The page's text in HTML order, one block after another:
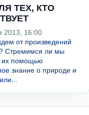
ТЕХ, КТО
2013, 16:00
от произведений
Стремимся ли мы
их помощью
знание о природе и